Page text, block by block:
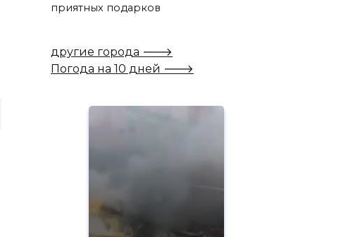
приятных подарков
другие города 🡒
Погода на 10 дней 🡒